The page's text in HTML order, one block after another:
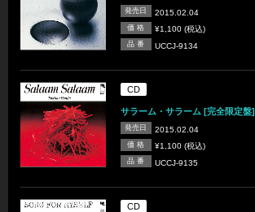
発売日 2015.02.04
価 格 ¥1,100 (税込)
品 番 UCCJ-9134
CD
サラーム・サラーム [完全限定盤]
発売日 2015.02.04
価 格 ¥1,100 (税込)
品 番 UCCJ-9135
CD